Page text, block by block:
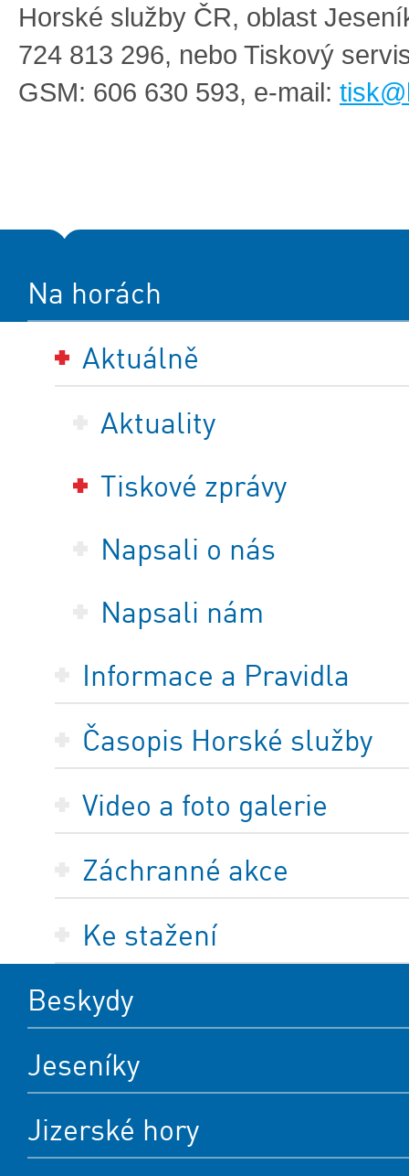
Horské služby ČR, oblast
724 813 296, nebo Tiskový
GSM: 606 630 593, e-mail:
Na horách
Aktuálně
Aktuality
Tiskové zprávy
Napsali o nás
Napsali nám
Informace a Pravidla
Časopis Horské služby
Video a foto galerie
Záchranné akce
Ke stažení
Beskydy
Jeseníky
Jizerské hory